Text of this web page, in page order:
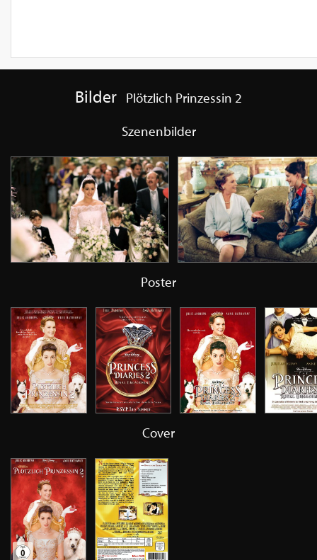
Bilder Plötzlich Prinzessin 2
Szenenbilder
Poster
Cover